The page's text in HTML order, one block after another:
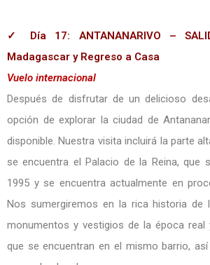
✓ Día 17: ANTANANARIVO –
Madagascar y Regreso a Casa
Vuelo internacional
Después de disfrutar de un delicioso
opción de explorar la ciudad de
disponible. Nuestra visita incluirá la parte
se encuentra el Palacio de la Reina, que
1995 y se encuentra actualmente en
Nos sumergiremos en la rica historia de
monumentos y vestigios de la época real
que se encuentran en el mismo barrio,